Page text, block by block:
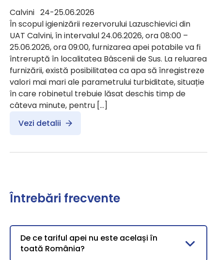
Calvini 24-25.06.2026
În scopul igienizării rezervorului Lazuschievici din
UAT Calvini, în intervalul 24.06.2026, ora 08:00 –
25.06.2026, ora 09:00, furnizarea apei potabile va fi
întreruptă în localitatea Bâscenii de Sus. La reluarea
furnizării, există posibilitatea ca apa să înregistreze
valori mai mari ale parametrului turbiditate, situație
în care robinetul trebuie lăsat deschis timp de
câteva minute, pentru […]
Vezi detalii
Întrebări frecvente
De ce tariful apei nu este același în
toată România?